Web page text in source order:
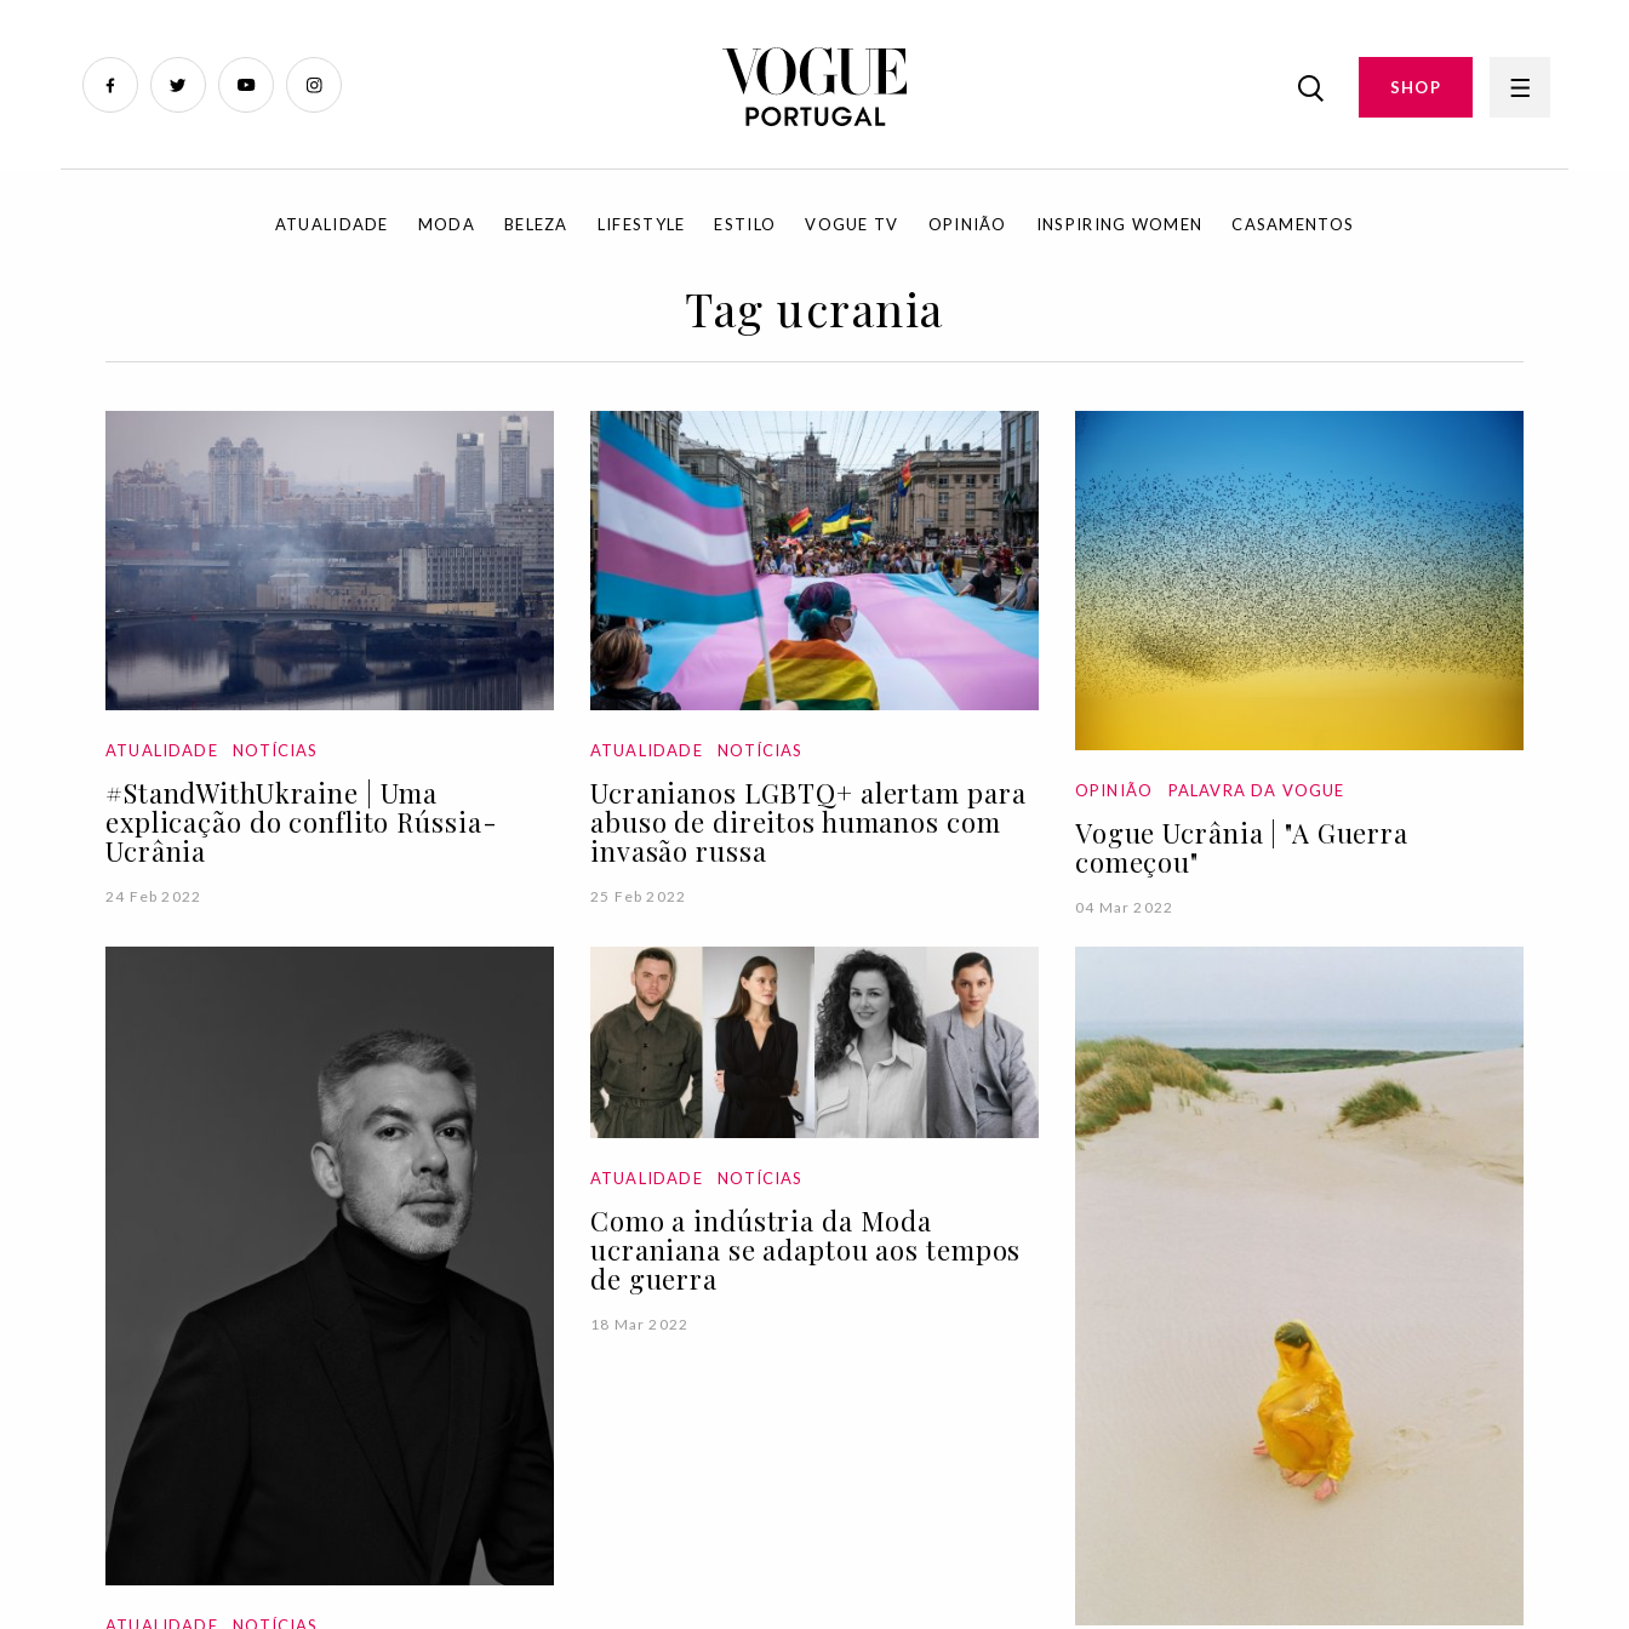
SHOP
ATUALIDADE MODA BELEZA LIFESTYLE ESTILO VOGUE TV OPINIÃO INSPIRING WOMEN CASAMENTOS
Tag ucrania
ATUALIDADE NOTÍCIAS
#StandWithUkraine | Uma
explicação do conflito Rússia-
Ucrânia
24 Feb 2022
ATUALIDADE NOTÍCIAS
Ucranianos LGBTQ+ alertam para
abuso de direitos humanos com
invasão russa
25 Feb 2022
OPINIÃO PALAVRA DA VOGUE
Vogue Ucrânia | "A Guerra
começou"
04 Mar 2022
ATUALIDADE NOTÍCIAS
Como a indústria da Moda
ucraniana se adaptou aos tempos
de guerra
18 Mar 2022